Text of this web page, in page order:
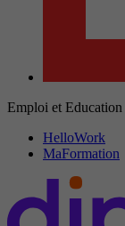
Emploi et Education
HelloWork
MaFormation